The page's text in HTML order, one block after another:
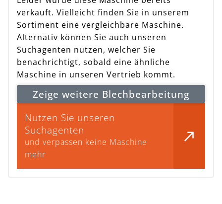
verkauft. Vielleicht finden Sie in unserem
Sortiment eine vergleichbare Maschine.
Alternativ können Sie auch unseren
Suchagenten nutzen, welcher Sie
benachrichtigt, sobald eine ähnliche
Maschine in unseren Vertrieb kommt.
Zeige weitere Blechbearbeitung
Nutzen Sie unseren
Suchagenten
und verpassen keine Maschine
mehr